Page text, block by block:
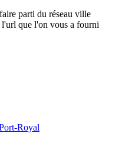
parti du réseau ville
que l'on vous a fourni
Royal